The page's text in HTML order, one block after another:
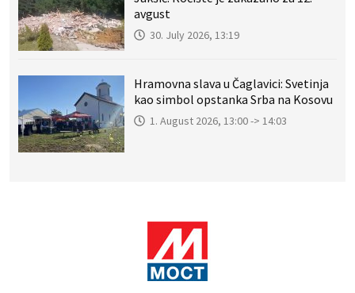
avgust
30. July 2026, 13:19
Hramovna slava u Čaglavici: Svetinja
kao simbol opstanka Srba na Kosovu
1. August 2026, 13:00 -> 14:03